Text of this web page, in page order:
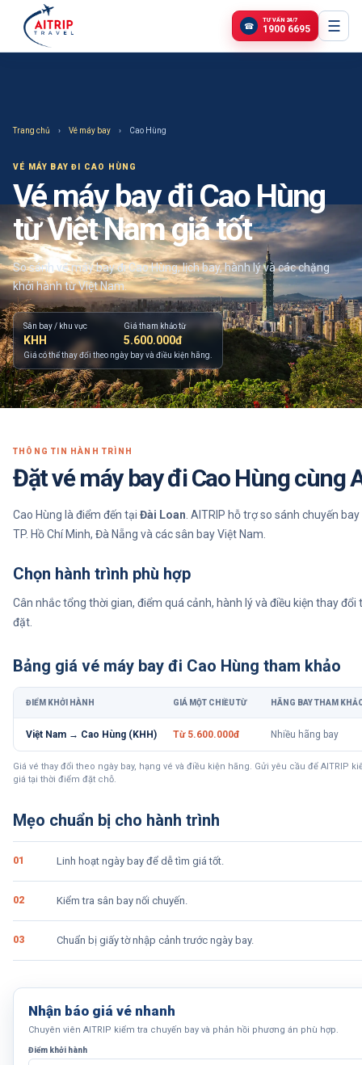
☎
TƯ VẤN 24/7
1900 6695 ☰
Trang chủ › Vé máy bay › Cao Hùng
VÉ MÁY BAYĐI CAO HÙNG
Vé máy bay đi Cao Hùng
từ Việt Nam giá tốt
So sánh vé máy bay đi Cao Hùng, lịch bay, hành lý và các chặng
khởi hành từ Việt Nam.
Sân bay / khu vực
KHH
Giá tham khảo từ
5.600.000đ
Giá có thể thay đổi theo ngày bay và điều kiện hãng.
THÔNG TIN HÀNH TRÌNH
Đặt vé máy bay đi Cao Hùng cùng
Cao Hùng là điểm đến tại Đài Loan . AITRIP hỗ trợ so sánh chuyến
TP. Hồ Chí Minh, Đà Nẵng và các sân bay Việt Nam.
Chọn hành trình phù hợp
Cân nhắc tổng thời gian, điểm quá cảnh, hành lý và điều kiện thay đổi
đặt.
Bảng giá vé máy bay đi Cao Hùng tham khảo
ĐIỂM KHỞI HÀNH GIÁ MỘT CHIỀU TỪ HÃNG BAY THAM
Việt Nam → Cao Hùng (KHH) Từ 5.600.000đ Nhiều hãng bay
Giá vé thay đổi theo ngày bay, hạng vé và điều kiện hãng. Gửi yêu cầu để AITRIP
giá tại thời điểm đặt chỗ.
Mẹo chuẩn bị cho hành trình
01 Linh hoạt ngày bay để dễ tìm giá tốt.
02 Kiểm tra sân bay nối chuyến.
03 Chuẩn bị giấy tờ nhập cảnh trước ngày bay.
Nhận báo giá vé nhanh
Chuyên viên AITRIP kiểm tra chuyến bay và phản hồi phương án phù hợp.
Điểm khởi hành